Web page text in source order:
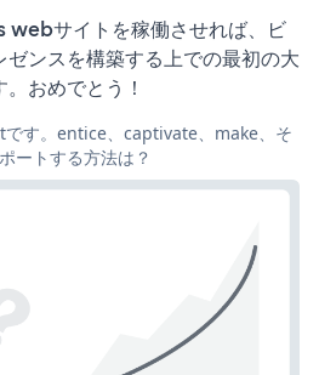
サイトを稼働させれば、ビ
ンスを構築する上での最初の大
おめでとう！
す。entice、captivate、make、そ
ートする方法は？